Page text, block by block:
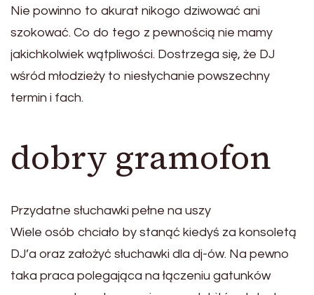
Nie powinno to akurat nikogo dziwować ani
szokować. Co do tego z pewnością nie mamy
jakichkolwiek wątpliwości. Dostrzega się, że DJ
wśród młodzieży to niesłychanie powszechny
termin i fach.
dobry gramofon
Przydatne słuchawki pełne na uszy
Wiele osób chciało by stanąć kiedyś za konsoletą
DJ’a oraz założyć słuchawki dla dj-ów. Na pewno
taka praca polegająca na łączeniu gatunków